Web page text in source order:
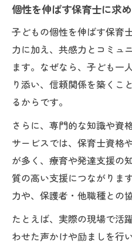
個性を伸ばす保育士に求
子どもの個性を伸ばす保育
力に加え、共感力とコミュ
ます。なぜなら、子ども一
り添い、信頼関係を築くこ
るからです。
さらに、専門的な知識や資
サービスでは、保育士資格
が多く、療育や発達支援の
質の高い支援につながりま
力や、保護者・他職種との
たとえば、実際の現場で活
わせた声かけや励ましを行